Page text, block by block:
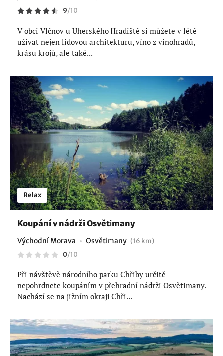
9/10
V obci Vlčnov u Uherského Hradiště si můžete v létě
užívat nejen lidovou architekturu, víno z vinohradů,
krásu krojů, ale také...
Relax
Koupání v nádrži Osvětimany
Východní Morava Osvětimany (16 km)
0/10
Při návštěvě národního parku Chřiby určitě
nepohrdnete koupáním v přehradní nádrži Osvětimany.
Nachází se na jižním okraji Chři...